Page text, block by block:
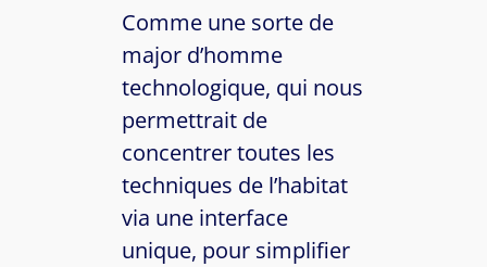
Comme une sorte de
major d’homme
technologique, qui nous
permettrait de
concentrer toutes les
techniques de l’habitat
via une interface
unique, pour simplifier